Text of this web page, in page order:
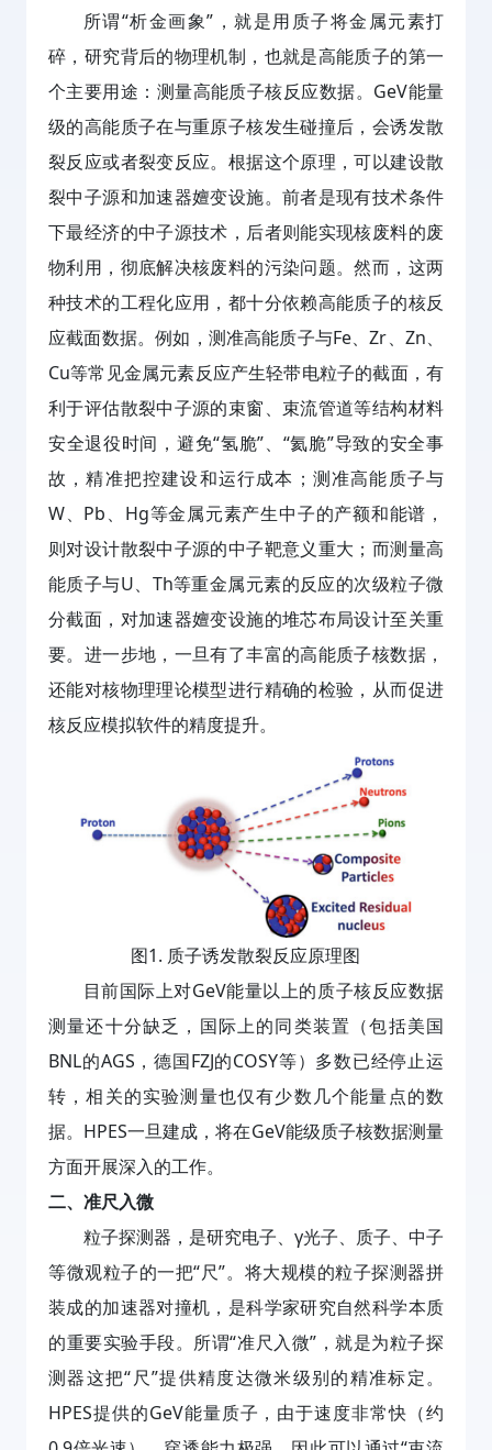
所谓“析金画象”，就是用质子将金属元素打
碎，研究背后的物理机制，也就是高能质子的第一
个主要用途：测量高能质子核反应数据。GeV能量
级的高能质子在与重原子核发生碰撞后，会诱发散
裂反应或者裂变反应。根据这个原理，可以建设散
裂中子源和加速器嬗变设施。前者是现有技术条件
下最经济的中子源技术，后者则能实现核废料的废
物利用，彻底解决核废料的污染问题。然而，这两
种技术的工程化应用，都十分依赖高能质子的核反
应截面数据。例如，测准高能质子与Fe、Zr、Zn、
Cu等常见金属元素反应产生轻带电粒子的截面，有
利于评估散裂中子源的束窗、束流管道等结构材料
安全退役时间，避免“氢脆”、“氦脆”导致的安全事
故，精准把控建设和运行成本；测准高能质子与
W、Pb、Hg等金属元素产生中子的产额和能谱，
则对设计散裂中子源的中子靶意义重大；而测量高
能质子与U、Th等重金属元素的反应的次级粒子微
分截面，对加速器嬗变设施的堆芯布局设计至关重
要。进一步地，一旦有了丰富的高能质子核数据，
还能对核物理理论模型进行精确的检验，从而促进
核反应模拟软件的精度提升。
图1. 质子诱发散裂反应原理图
目前国际上对GeV能量以上的质子核反应数据
测量还十分缺乏，国际上的同类装置（包括美国
BNL的AGS，德国FZJ的COSY等）多数已经停止运
转，相关的实验测量也仅有少数几个能量点的数
据。HPES一旦建成，将在GeV能级质子核数据测量
方面开展深入的工作。
二、准尺入微
粒子探测器，是研究电子、γ光子、质子、中子
等微观粒子的一把“尺”。将大规模的粒子探测器拼
装成的加速器对撞机，是科学家研究自然科学本质
的重要实验手段。所谓“准尺入微”，就是为粒子探
测器这把“尺”提供精度达微米级别的精准标定。
HPES提供的GeV能量质子，由于速度非常快（约